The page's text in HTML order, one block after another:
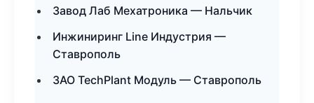
Завод Лаб Мехатроника — Нальчик
Инжиниринг Line Индустрия —
Ставрополь
ЗАО TechPlant Модуль — Ставрополь